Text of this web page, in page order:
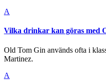
A
Vilka drinkar kan göras med
Old Tom Gin används ofta i
Martinez.
A